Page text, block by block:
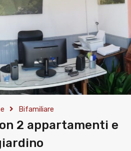
Bifamiliare
2 appartamenti e